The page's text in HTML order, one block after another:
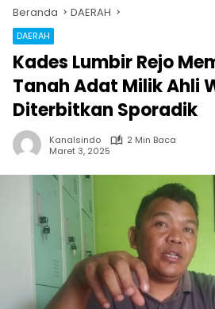
Beranda DAERAH
DAERAH
Kades Lumbir Rejo
Tanah Adat Milik Ahli
Diterbitkan Sporadik
Kanalsindo
2 Min Baca
Maret 3, 2025